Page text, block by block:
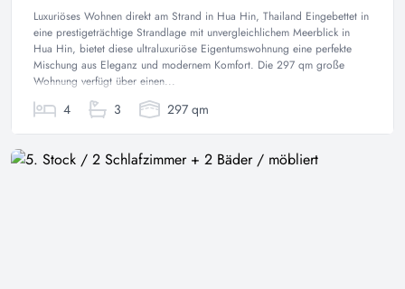
Luxuriöses Wohnen direkt am Strand in Hua Hin, Thailand Eingebettet in
eine prestigeträchtige Strandlage mit unvergleichlichem Meerblick in
Hua Hin, bietet diese ultraluxuriöse Eigentumswohnung eine perfekte
Mischung aus Eleganz und modernem Komfort. Die 297 qm große
Wohnung verfügt über einen...
4 3 297 qm